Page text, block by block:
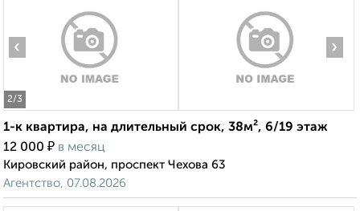
2/3
‹ ›
1-к квартира, на длительный срок, 38м², 6/19 этаж
12 000 ₽ в месяц
Кировский район, проспект Чехова 63
Агентство, 07.08.2026